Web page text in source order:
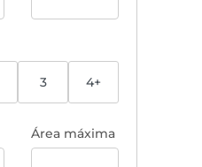
3 4+
Área máxima